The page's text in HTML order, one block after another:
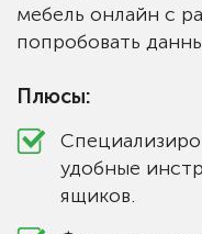
мебель онлайн с
попробовать
Плюсы:
удобные
ящиков.